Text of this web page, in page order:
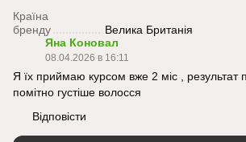
Країна
бренду
Велика Британія
Яна Коновал
08.04.2026 в 16:11
Я їх приймаю курсом вже 2 міс , результат
помітно густіше волосся
Відповісти